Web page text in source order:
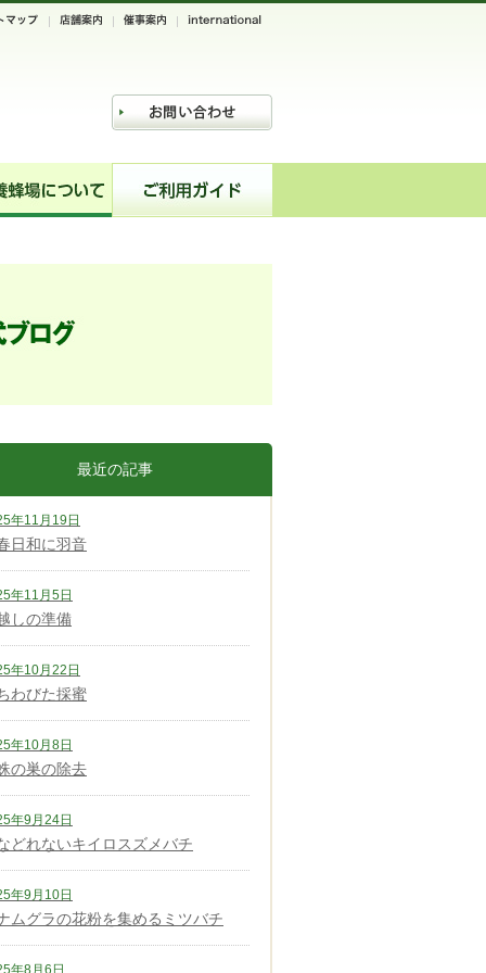
最近の記事
年11月19日
日和に羽音
年11月5日
しの準備
年10月22日
わびた採蜜
年10月8日
の巣の除去
年9月24日
どれないキイロスズメバチ
年9月10日
ムグラの花粉を集めるミツバチ
年8月6日